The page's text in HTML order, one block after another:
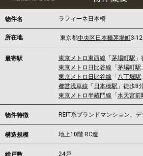
物件名 ラフィーネ日本橋
所在地 東京都中央区 日本橋茅場町3-
最寄駅 東京メトロ東西線 「茅場町駅
東京メトロ日比谷線 「茅場町駅
東京メトロ日比谷線 「 八丁堀駅
都営浅草線 「 日本橋駅 」徒歩8
東京メトロ半蔵門線 「水天宮前
物件特徴 REIT系ブランドマンション、
構造規模 地上10階 RC造
24戸